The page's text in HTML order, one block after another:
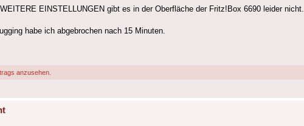
EINSTELLUNGEN gibt es in der Oberfläche der Fritz!Box 6690 leider nicht.
habe ich abgebrochen nach 15 Minuten.
anzusehen.